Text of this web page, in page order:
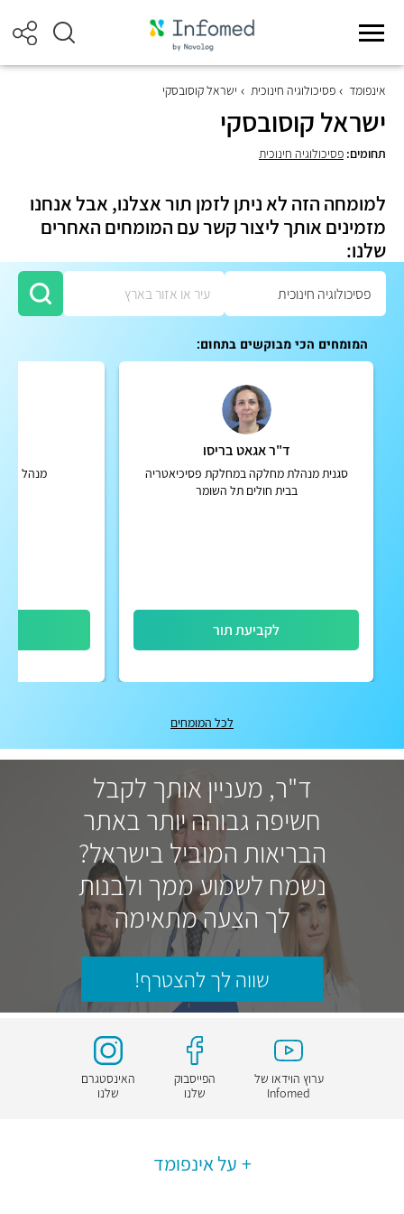
אינפומד פסיכולוגיה חינוכית ישראל קוסובסקי
ישראל קוסובסקי
תחומים: פסיכולוגיה חינוכית
למומחה הזה לא ניתן לזמן תור אצלנו, אבל אנחנו
מזמינים אותך ליצור קשר עם המומחים האחרים
שלנו:
המומחים הכי מבוקשים בתחום:
ד"ר אגאט בריסו
סגנית מנהלת מחלקה במחלקת פסיכיאטריה
בבית חולים תל השומר
לקביעת תור
מנהל
לכל המומחים
ד"ר, מעניין אותך לקבל
חשיפה גבוהה יותר באתר
הבריאות המוביל בישראל?
נשמח לשמוע ממך ולבנות
לך הצעה מתאימה
שווה לך להצטרף!
ערוץ הוידאו של
Infomed
הפייסבוק
שלנו
האינסטגרם
שלנו
על אינפומד